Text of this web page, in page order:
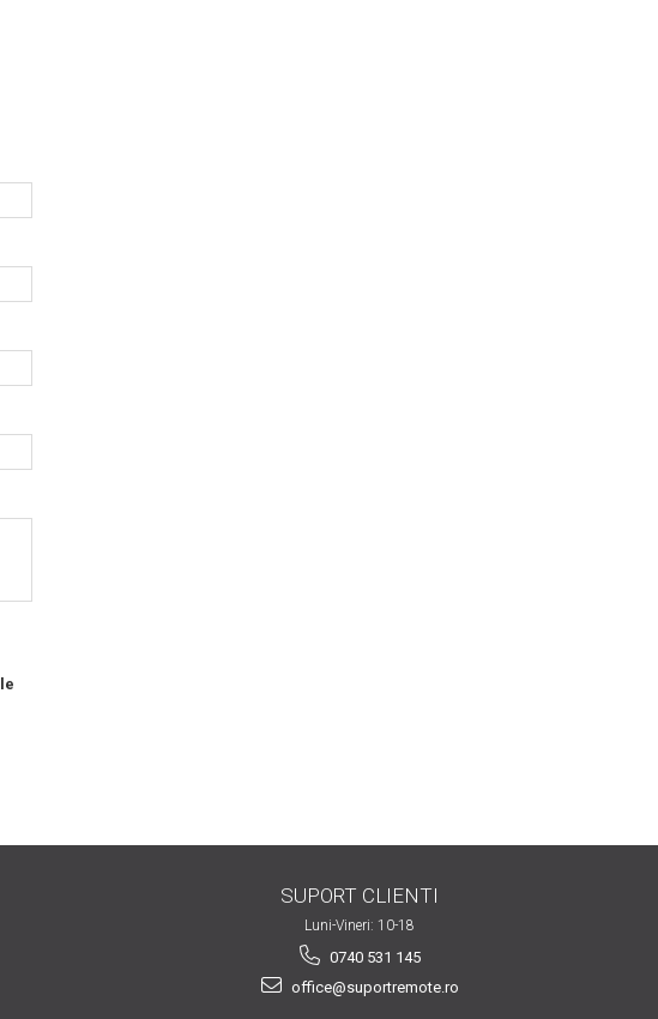
SUPORT CLIENTI
Luni-Vineri: 10-18
0740 531 145
office@suportremote.ro